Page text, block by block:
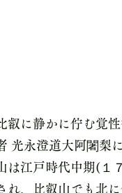
叡に静かに佇む覚
光永澄道大阿闍梨
は江戸時代中期(１
れ、比叡山でも北